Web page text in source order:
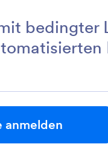
anmelden